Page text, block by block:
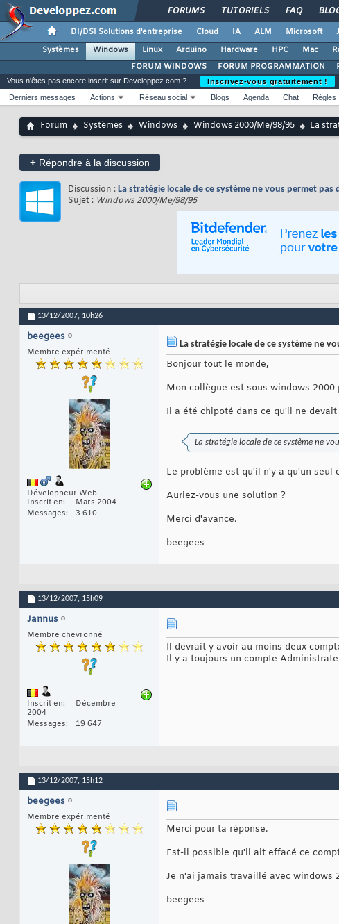
FORUMS TUTORIELS FAQ
DI/DSI Solutions d'entreprise Cloud IA ALM Microsoft
Systèmes
Windows Linux Arduino Hardware HPC Mac
FORUM WINDOWS
FORUM PROGRAMMATION
Vous n'êtes pas encore inscrit sur Developpez.com ?
Inscrivez-vous gratuitement !
Derniers messages
Actions Réseau social Blogs Agenda Chat Règles
Forum Systèmes Windows Windows 2000/Me/98/95 La
+ Répondre à la discussion
Discussion : La stratégie locale de ce système ne vous permet
Sujet : Windows 2000/Me/98/95
13/12/2007, 10h26
beegees
Membre expérimenté
Développeur Web
Inscrit en
Mars 2004
Messages
3 610
La stratégie locale de ce système ne
Bonjour tout le monde,
Mon collègue est sous windows 2000
Il a été chipoté dans ce qu'il ne
La stratégie locale de ce système ne
Le problème est qu'il n'y a qu'un seul
Auriez-vous une solution ?
Merci d'avance.
beegees
13/12/2007, 15h09
Jannus
Membre chevronné
Inscrit en
Décembre
2004
Messages
19 647
Il devrait y avoir au moins deux
Il y a toujours un compte
13/12/2007, 15h12
beegees
Membre expérimenté
Merci pour ta réponse.
Est-il possible qu'il ait effacé ce
Je n'ai jamais travaillé avec windows
beegees